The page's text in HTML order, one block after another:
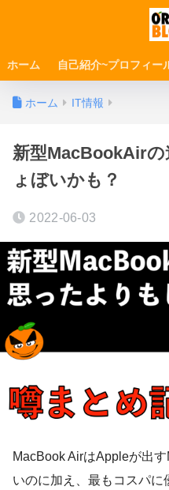
ホーム 自己紹介~プロフィー
ホーム IT情報
新型MacBookAir
ょぼいかも？
2022-06-03
MacBook AirはAppleが出
いのに加え、最もコスパに